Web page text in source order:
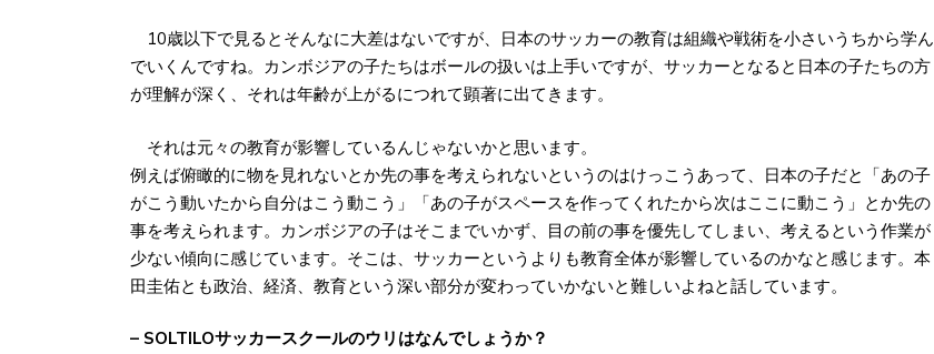
10歳以下で見るとそんなに大差はないですが、日本のサッカーの教育は組織や戦術を小さいうちから学ん
でいくんですね。カンボジアの子たちはボールの扱いは上手いですが、サッカーとなると日本の子たちの方
が理解が深く、それは年齢が上がるにつれて顕著に出てきます。
それは元々の教育が影響しているんじゃないかと思います。
例えば俯瞰的に物を見れないとか先の事を考えられないというのはけっこうあって、日本の子だと「あの子
がこう動いたから自分はこう動こう」「あの子がスペースを作ってくれたから次はここに動こう」とか先の
事を考えられます。カンボジアの子はそこまでいかず、目の前の事を優先してしまい、考えるという作業が
少ない傾向に感じています。そこは、サッカーというよりも教育全体が影響しているのかなと感じます。本
田圭佑とも政治、経済、教育という深い部分が変わっていかないと難しいよねと話しています。
– SOLTILOサッカースクールのウリはなんでしょうか？